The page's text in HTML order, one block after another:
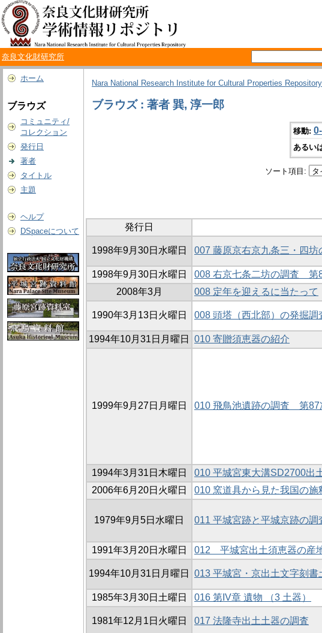
奈良文化財研究所
ホーム
ブラウズ
コミュニティ/
コレクション
発行日
著者
タイトル
主題
ヘルプ
DSpaceについて
Nara National Research Institute for Cultural Properties Repository
ブラウズ : 著者 巽, 淳一郎
移動:
あるい
ソート項目:
発行日
1998年9月30日水曜日 007 藤原京右京九条三・四
1998年9月30日水曜日
008 右京七条二坊の調査 第
2008年3月
008 定年を迎えるに当たって
1990年3月13日火曜日 008 頭塔（西北部）の発掘調
1994年10月31日月曜日
010 寄贈須恵器の紹介
1999年9月27日月曜日 010 飛鳥池遺跡の調査 第87
1994年3月31日木曜日
010 平城宮東大溝SD2700出
2006年6月20日火曜日
010 窯道具から見た我国の施
1979年9月5日水曜日 011 平城宮跡と平城京跡の調
1991年3月20日水曜日
012 平城宮出土須恵器の産
1994年10月31日月曜日 013 平城宮・京出土文字刻書
1985年3月30日土曜日
016 第IV章 遺物 （3 土器）
1981年12月1日火曜日 017 法隆寺出土土器の調査